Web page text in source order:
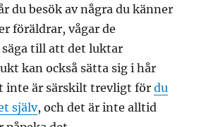
du besök av några du känner
föräldrar, vågar de
till att det luktar
kan också sätta sig i hår
inte är särskilt trevligt fördu
själv, och det är inte alltid